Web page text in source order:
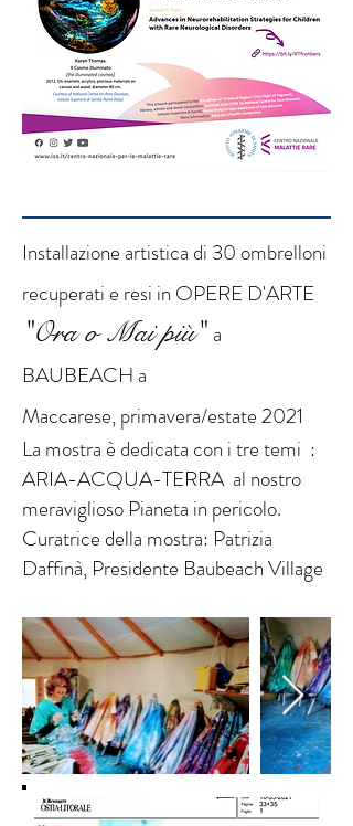
Installazione artistica di 30 ombrelloni
recuperati e resi in OPERE D'ARTE
"Ora o Mai più"a
BAUBEACH a
Maccarese,primavera/estate 2021
La mostra è dedicata con i tre temi :
ARIA-ACQUA-TERRA al nostro
meraviglioso Pianeta in pericolo.
Curatrice della mostra: Patrizia
Daffinà, Presidente Baubeach Village